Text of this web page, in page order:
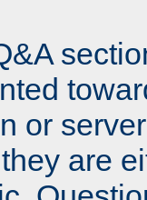
or
are